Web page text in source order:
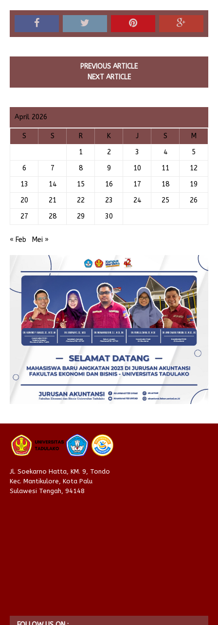
PREVIOUS ARTICLE
NEXT ARTICLE
April 2026
S S R K J S
M
1
2 3 4
5
6
7 8 9 10 11
12
13
14 15 16 17 18
19
20
21 22 23 24 25
26
27
28 29 30
« Feb Mei »
Jl. Soekarno Hatta, KM. 9, Tondo
Kec. Mantikulore, Kota Palu
Sulawesi Tengah, 94148